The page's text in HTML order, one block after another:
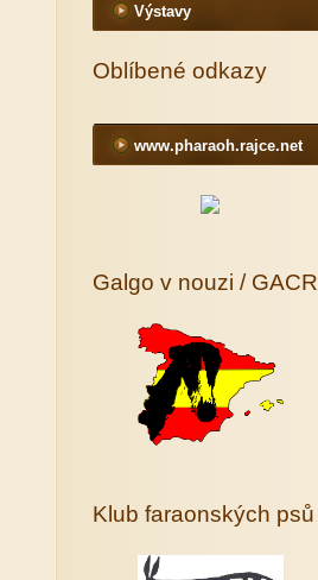
Výstavy
Oblíbené odkazy
www.pharaoh.rajce.net
Galgo v nouzi / GACR
Klub faraonských psů